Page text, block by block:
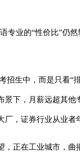
业的“性价比”仍
生中，而是只看“
下，月薪远超其
，证券行业从业者
正在工业城市，曲